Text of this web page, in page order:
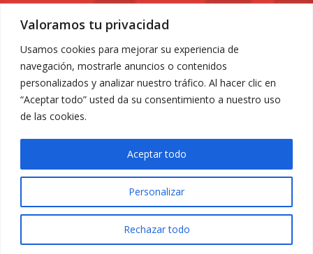
Valoramos tu privacidad
Usamos cookies para mejorar su experiencia de
navegación, mostrarle anuncios o contenidos
personalizados y analizar nuestro tráfico. Al hacer clic en
“Aceptar todo” usted da su consentimiento a nuestro uso
de las cookies.
Personalizar
Rechazar todo
Aceptar todo
CONTACTO:
administracion@usomurcia.org
968 25 01 20
C/ Huerto de las bombas nº6. 30009 Murcia
Privacidad|
© 2018 Todos los derechos reservados. Diseño web
ACRILONIA